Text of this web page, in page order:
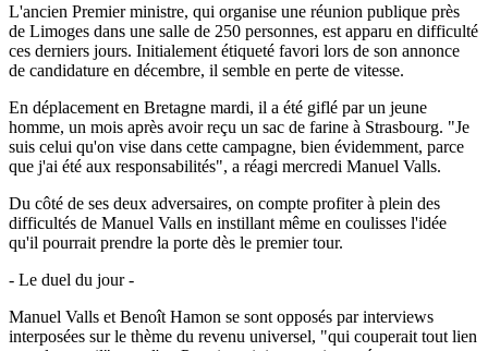
L'ancien Premier ministre, qui organise une réunion publique près
de Limoges dans une salle de 250 personnes, est apparu en difficulté
ces derniers jours. Initialement étiqueté favori lors de son annonce
de candidature en décembre, il semble en perte de vitesse.
En déplacement en Bretagne mardi, il a été giflé par un jeune
homme, un mois après avoir reçu un sac de farine à Strasbourg. "Je
suis celui qu'on vise dans cette campagne, bien évidemment, parce
que j'ai été aux responsabilités", a réagi mercredi Manuel Valls.
Du côté de ses deux adversaires, on compte profiter à plein des
difficultés de Manuel Valls en instillant même en coulisses l'idée
qu'il pourrait prendre la porte dès le premier tour.
- Le duel du jour -
Manuel Valls et Benoît Hamon se sont opposés par interviews
interposées sur le thème du revenu universel, "qui couperait tout lien